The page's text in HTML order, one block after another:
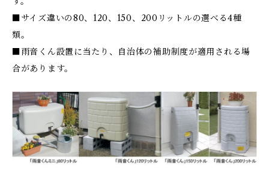
■サイズ違いの80、120、150、200リットルの選べる4種
類。
■雨音くん設置に当たり、自治体の補助制度が適用される場
合があります。